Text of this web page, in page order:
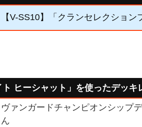
【V-SS10】「クランセレクション
ト ヒーシャット」を使ったデッキ
ヴァンガードチャンピオンシップ
ん